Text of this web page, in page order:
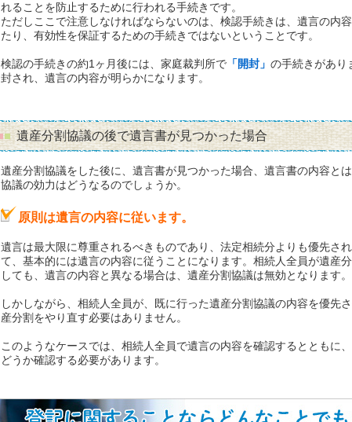
れることを防止するために行われる手続きです。
ただしここで注意しなければならないのは、検認手続きは、遺言の内
たり、有効性を保証するための手続きではないということです。
検認の手続きの約1ヶ月後には、家庭裁判所で 「開封」 の手続きがあり
封され、遺言の内容が明らかになります。
遺産分割協議の後で遺言書が見つかった場合
遺産分割協議をした後に、遺言書が見つかった場合、遺言書の内容と
協議の効力はどうなるのでしょうか。
原則は遺言の内容に従います。
遺言は最大限に尊重されるべきものであり、法定相続分よりも優先さ
て、基本的には遺言の内容に従うことになります。相続人全員が遺産
しても、遺言の内容と異なる場合は、遺産分割協議は無効となります。
しかしながら、相続人全員が、既に行った遺産分割協議の内容を優先
産分割をやり直す必要はありません。
このようなケースでは、相続人全員で遺言の内容を確認するとともに
どうか確認する必要があります。